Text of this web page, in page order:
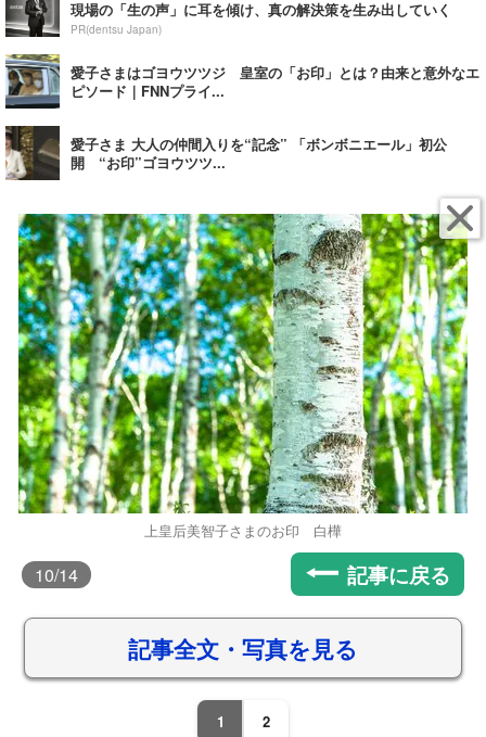
現場の「生の声」に耳を傾け、真の解決策を生み出していく
PR(dentsu Japan)
愛子さまはゴヨウツツジ 皇室の「お印」とは？由来と意外なエ
ピソード｜FNNプライ...
愛子さま 大人の仲間入りを“記念” 「ボンボニエール」初公
開 “お印”ゴヨウツツ...
上皇后美智子さまのお印 白樺
10/14 記事に戻る
記事全文・写真を見る
1 2